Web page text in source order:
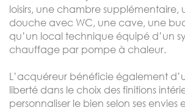
loisirs, une chambre supplémentaire,
douche avec WC, une cave, une
qu’un local technique équipé d’un
chauffage par pompe à chaleur.
L’acquéreur bénéficie également
liberté dans le choix des finitions
personnaliser le bien selon ses envies